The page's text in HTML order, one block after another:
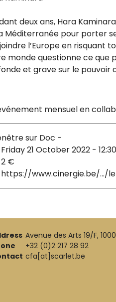
deux ans, Hara
Méditerranée pour por­ter
l’Europe en ris­quant
monde ques­tionne ce que
et grave sur le pou­voir
men­suel en
sur Doc -
Friday 21 October 2022 - 12:30
2 €
https://www.cinergie.be/
Avenue des Arts 19/F,
+32 (0)2 217 28 92
cfa[at]scarlet.be